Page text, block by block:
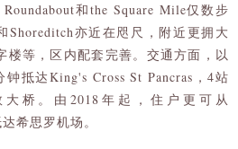
和the Square Mile仅数步
Shoreditch亦近在咫尺，附近更拥大
楼等，区内配套完善。交通方面，以
抵达King's Cross St Pancras，4站
桥。由2018年起，住户更可从
希思罗机场。